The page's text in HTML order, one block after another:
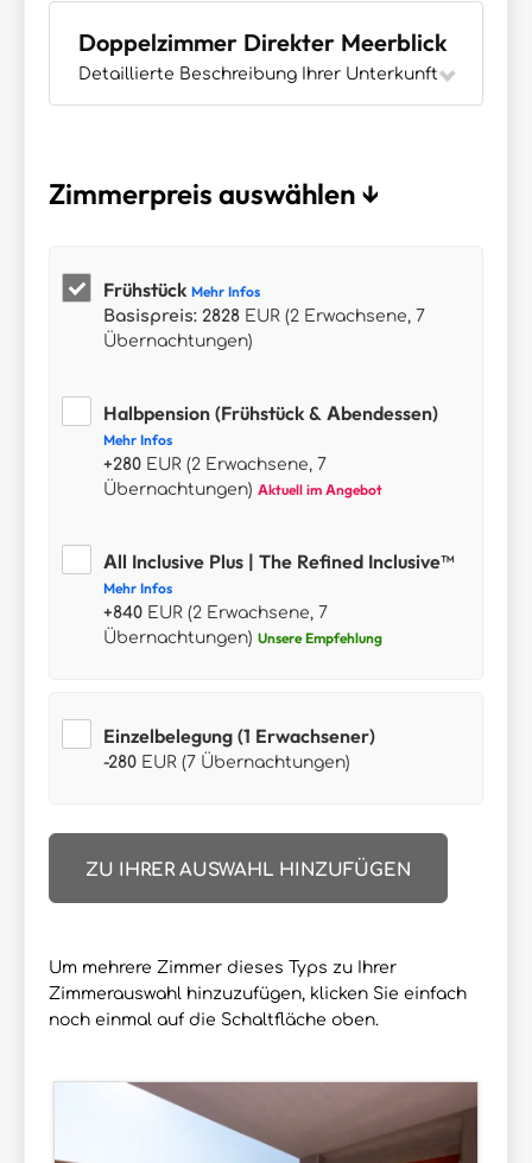
Doppelzimmer Direkter Meerblick
Detaillierte Beschreibung Ihrer Unterkunft
Zimmerpreis auswählen ↓
Frühstück Mehr Infos
Basispreis: 2828 EUR (2 Erwachsene, 7
Übernachtungen)
Halbpension (Frühstück & Abendessen)
Mehr Infos
+280 EUR (2 Erwachsene, 7
Übernachtungen)Aktuell im Angebot
All Inclusive Plus | The Refined Inclusive™
Mehr Infos
+840 EUR (2 Erwachsene, 7
Übernachtungen)Unsere Empfehlung
Einzelbelegung (1 Erwachsener)
-280 EUR (7 Übernachtungen)
Um mehrere Zimmer dieses Typs zu Ihrer
Zimmerauswahl hinzuzufügen, klicken Sie einfach
noch einmal auf die Schaltfläche oben.